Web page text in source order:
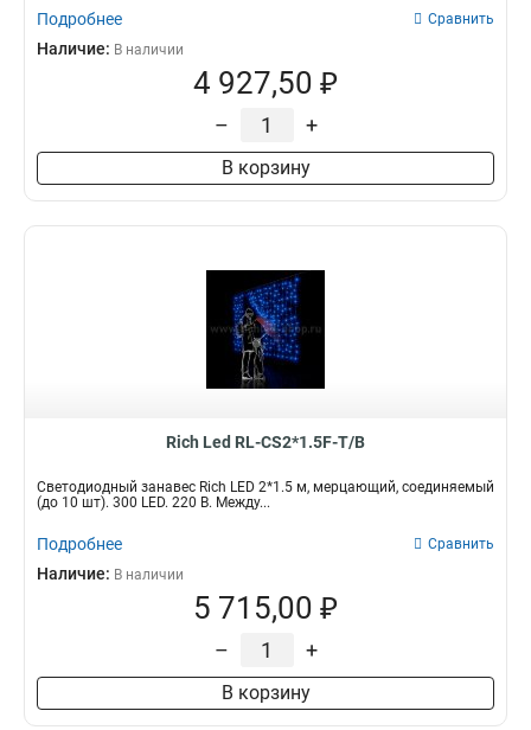
Подробнее Сравнить
Наличие: В наличии
4 927,50 ₽
– +
В корзину
Rich Led RL-CS2*1.5F-T/B
Светодиодный занавес Rich LED 2*1.5 м, мерцающий, соединяемый
(до 10 шт). 300 LED. 220 В. Между...
Подробнее Сравнить
Наличие: В наличии
5 715,00 ₽
– +
В корзину